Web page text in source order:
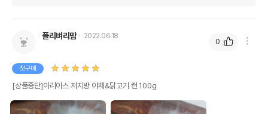
폴리벼리맘 2022.06.18
첫구매
[상품중단]아리아스 저지방 야채&닭고기 캔 100g
0